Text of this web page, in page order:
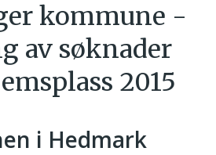
kommune -
av søknader
2015
i Hedmark